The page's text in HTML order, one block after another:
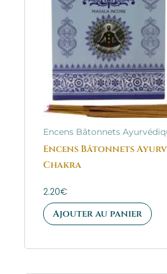
Encens Bâtonnets
Encens Bâtonnets
Chakra
2.20€
Ajouter au panier